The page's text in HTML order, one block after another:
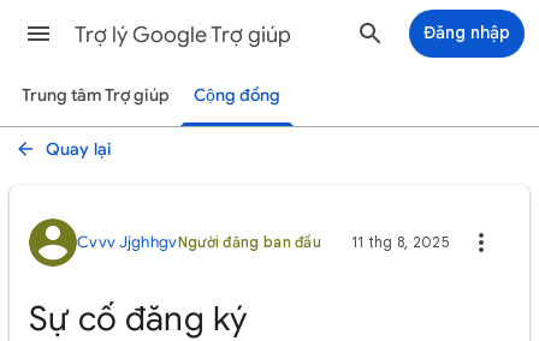
Trợ lý Google Trợ giúp Đăng nhập
Trung tâm Trợ giúp Cộng đồng
Quay lại
Cvvv JjghhgvNgười đăng ban đầu 11 thg 8, 2025
Sự cố đăng ký